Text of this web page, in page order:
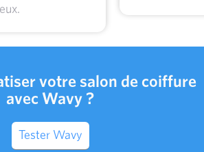
votre salon de coiffure
avec Wavy ?
Tester Wavy